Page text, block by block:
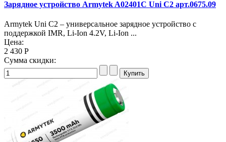
Зарядное устройство Armytek A02401C Uni C2 арт.0675.09
Armytek Uni C2 – универсальное зарядное устройство с
поддержкой IMR, Li-Ion 4.2V, Li-Ion ...
Цена:
2 430 Р
Сумма скидки: